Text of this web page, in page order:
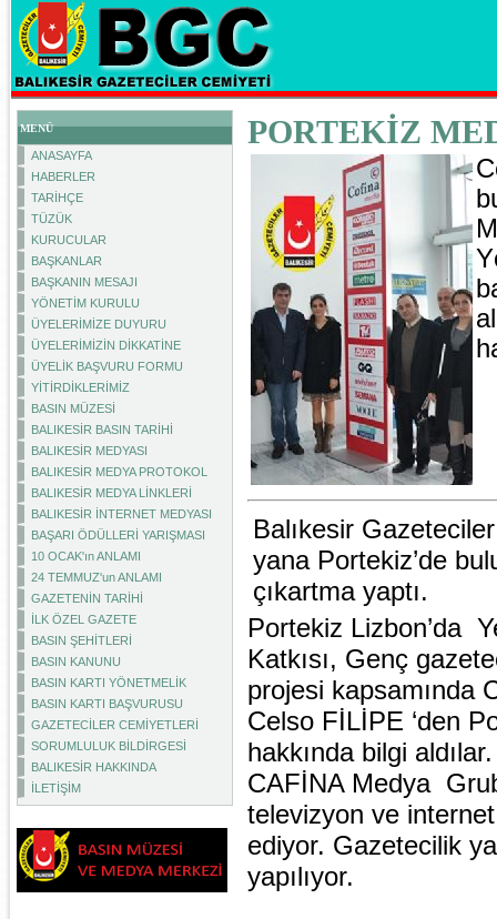
MENÜ
ANASAYFA
HABERLER
TARİHÇE
TÜZÜK
KURUCULAR
BAŞKANLAR
BAŞKANIN MESAJI
YÖNETİM KURULU
ÜYELERİMİZE DUYURU
ÜYELERİMİZİN DİKKATİNE
ÜYELİK BAŞVURU FORMU
YİTİRDİKLERİMİZ
BASIN MÜZESİ
BALIKESİR BASIN TARİHİ
BALIKESİR MEDYASI
BALIKESİR MEDYA PROTOKOL
BALIKESİR MEDYA LİNKLERİ
BALIKESİR İNTERNET MEDYASI
BAŞARI ÖDÜLLERİ YARIŞMASI
10 OCAK'ın ANLAMI
24 TEMMUZ'un ANLAMI
GAZETENİN TARİHİ
İLK ÖZEL GAZETE
BASIN ŞEHİTLERİ
BASIN KANUNU
BASIN KARTI YÖNETMELİK
BASIN KARTI BAŞVURUSU
GAZETECİLER CEMİYETLERİ
SORUMLULUK BİLDİRGESİ
BALIKESİR HAKKINDA
İLETİŞİM
PORTEKİZ
Balıkesir
yana Portekiz’de
çıkartma yaptı.
Portekiz Lizbon’da
Katkısı, Genç
projesi kapsamında
Celso FİLİPE ‘den
hakkında bilgi aldılar.
CAFİNA Medya
televizyon ve
ediyor. Gazetecilik
yapılıyor.